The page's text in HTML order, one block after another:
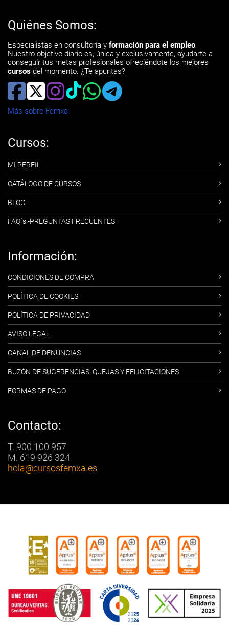
Quiénes Somos:
Especialistas en consultoría y formación para el empleo.
Nuestro objetivo diario es, única y exclusivamente, ayudarte a
conseguir tus metas profesionales ofreciéndote los mejores
cursos del momento. ¿Te apuntas?
Más sobre Femxa
Cursos:
MI PERFIL
CATÁLOGO DE CURSOS
BLOG
FAQ´s -PREGUNTAS FRECUENTES
Información:
CONDICIONES DE COMPRA
POLÍTICA DE COOKIES
POLÍTICA DE PRIVACIDAD
AVISO LEGAL
CANAL DE DENUNCIAS
BUZÓN DE SUGERENCIAS, QUEJAS Y FELICITACIONES
FORMAS DE PAGO
Contacto:
T. 900 100 957
M. 619 926 324
hola@cursosfemxa.es